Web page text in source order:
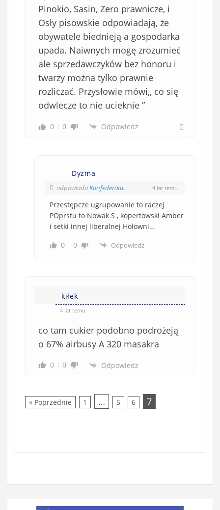
Pinokio, Sasin, Zero prawnicze, i
Osły pisowskie odpowiadają, że
obywatele biednieją a gospodarka
upada. Naiwnych mogę zrozumieć
ale sprzedawczyków bez honoru i
twarzy można tylko prawnie
rozliczać. Przysłowie mówi,, co się
odwlecze to nie ucieknie ”
0 0 Odpowiedz
Dyzma
odpowiadaKonfederata. 4 lat temu
Przestępcze ugrupowanie to raczej
POprstu to Nowak S , kopertowski Amber
i setki innej liberalnej Hołowni…
0
0 Odpowiedz
kiłek
4 lat temu
co tam cukier podobno podrożeją
o 67% airbusy A 320 masakra
0 0 Odpowiedz
« Poprzednie 1 … 5 6 7